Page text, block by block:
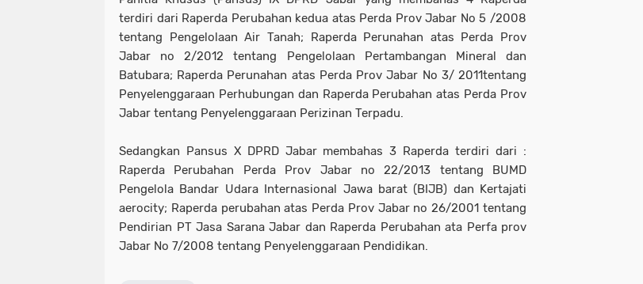
terdiri dari Raperda Perubahan kedua atas Perda Prov Jabar No 5 /2008
tentang Pengelolaan Air Tanah; Raperda Perunahan atas Perda Prov
Jabar no 2/2012 tentang Pengelolaan Pertambangan Mineral dan
Batubara; Raperda Perunahan atas Perda Prov Jabar No 3/ 2011tentang
Penyelenggaraan Perhubungan dan Raperda Perubahan atas Perda Prov
Jabar tentang Penyelenggaraan Perizinan Terpadu.
Sedangkan Pansus X DPRD Jabar membahas 3 Raperda terdiri dari :
Raperda Perubahan Perda Prov Jabar no 22/2013 tentang BUMD
Pengelola Bandar Udara Internasional Jawa barat (BIJB) dan Kertajati
aerocity; Raperda perubahan atas Perda Prov Jabar no 26/2001 tentang
Pendirian PT Jasa Sarana Jabar dan Raperda Perubahan ata Perfa prov
Jabar No 7/2008 tentang Penyelenggaraan Pendidikan.